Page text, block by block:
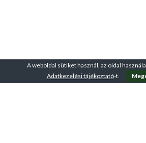
A weboldal sütiket használ, az oldal
Adatkezelési tájékoztató-t.